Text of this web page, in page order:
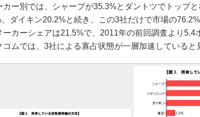
ー別では、シャープが35.3%とダントツでトップと
、ダイキン20.2%と続き、この3社だけで市場の
ーカーシェアは21.5%で、2011年の前回調査より5.4
コムでは、3社による寡占状態が一層加速していると